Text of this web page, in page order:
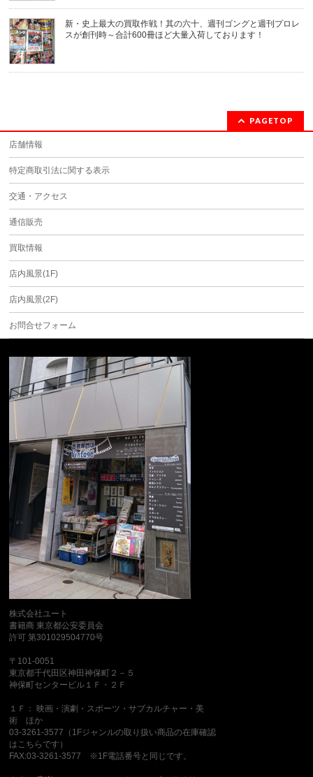
新・史上最大の買取作戦！其の六十、週刊ゴングと週刊プロレ
スが創刊時～合計600冊ほど大量入荷しております！
PAGETOP
店舗情報
特定商取引法に関する表示
交通・アクセス
通信販売
買取情報
店内風景(1F)
店内風景(2F)
お問合せフォーム
株式会社ユート
書籍商 東京都公安委員会
許可 第301029504770号
〒101-0051
東京都千代田区神田神保町２－５
神保町センタービル１Ｆ・２Ｆ
１Ｆ： 映画・演劇・スポーツ・サブカルチャー・美
術 ほか
03-3261-3577（1Fジャンルの取り扱い商品の在庫確認
はこちらです）
FAX:03-3261-3577 ※1F電話番号と同じです。